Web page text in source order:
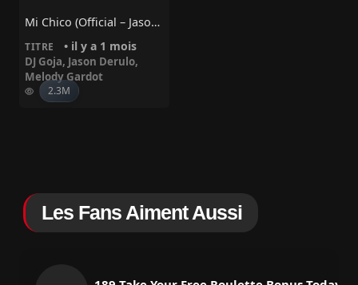
Mi Chico (Official – Jason Derulo X Melody) · DJ Goja · Jason Derulo · Melody
TITRE • il y a 1 mois
DJ Goja, Jason Derulo,
Melody Gardot
2.3M
Les Fans Aiment Aussi